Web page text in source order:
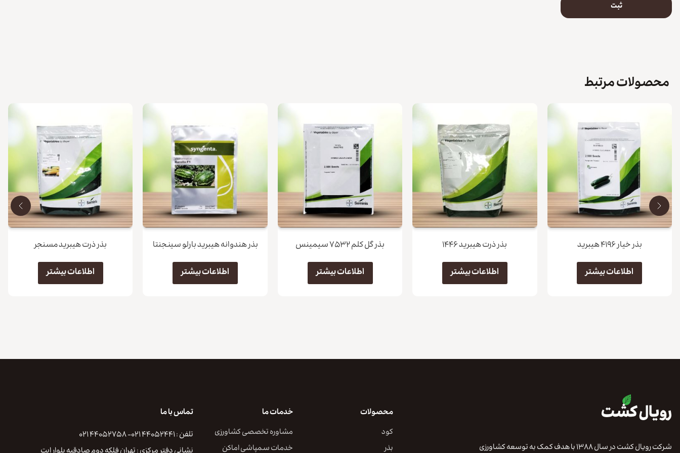
محصولات مرتبط
بذر خیار ۴۱۹۶ هیبرید
اطلاعات بیشتر
بذر ذرت هیبرید ۱۴۴۶
اطلاعات بیشتر
بذر گل کلم ۷۵۳۲ سیمینس
اطلاعات بیشتر
بذر هندوانه هیبرید بارلو سینجنتا
اطلاعات بیشتر
بذر ذرت هیبرید مسنجر
اطلاعات بیشتر
شرکت رویال کشت در سال ۱۳۸۸ با هدف کمک به توسعه کشاورزی
محصولات
کود
بذر
خدمات ما
مشاوره تخصصی کشاورزی
خدمات سمپاشی اماکن
تماس با ما
تلفن : ۴۴۰۵۲۴۴۱ ۰۲۱- ۴۴۰۵۲۷۵۸ ۰۲۱